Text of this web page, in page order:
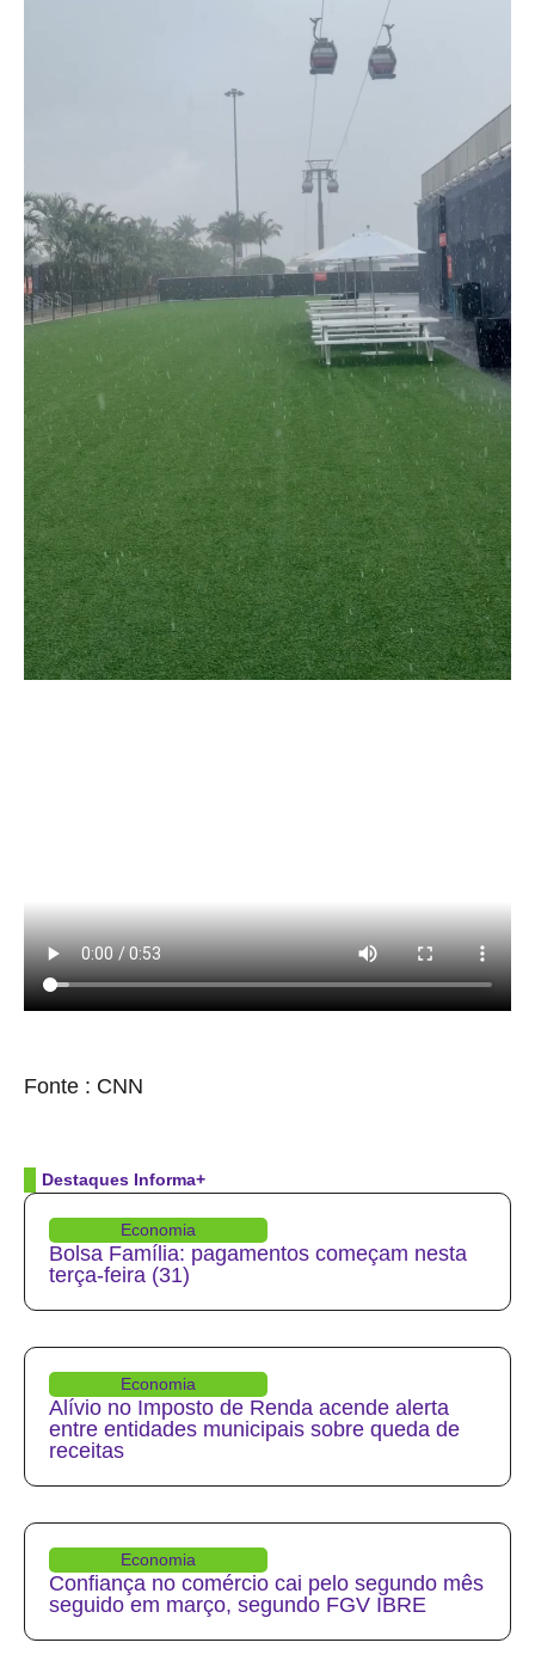
Fonte : CNN
Destaques Informa+
Economia
Bolsa Família: pagamentos começam nesta
terça-feira (31)
Economia
Alívio no Imposto de Renda acende alerta
entre entidades municipais sobre queda de
receitas
Economia
Confiança no comércio cai pelo segundo mês
seguido em março, segundo FGV IBRE